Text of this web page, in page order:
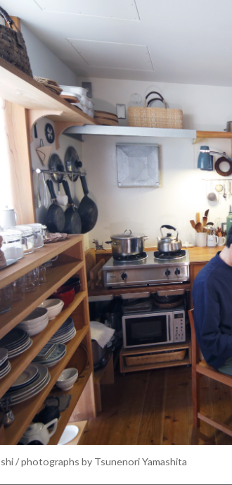
/ photographs by Tsunenori Yamashita